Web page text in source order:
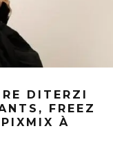
DITERZI
FREEZ
À